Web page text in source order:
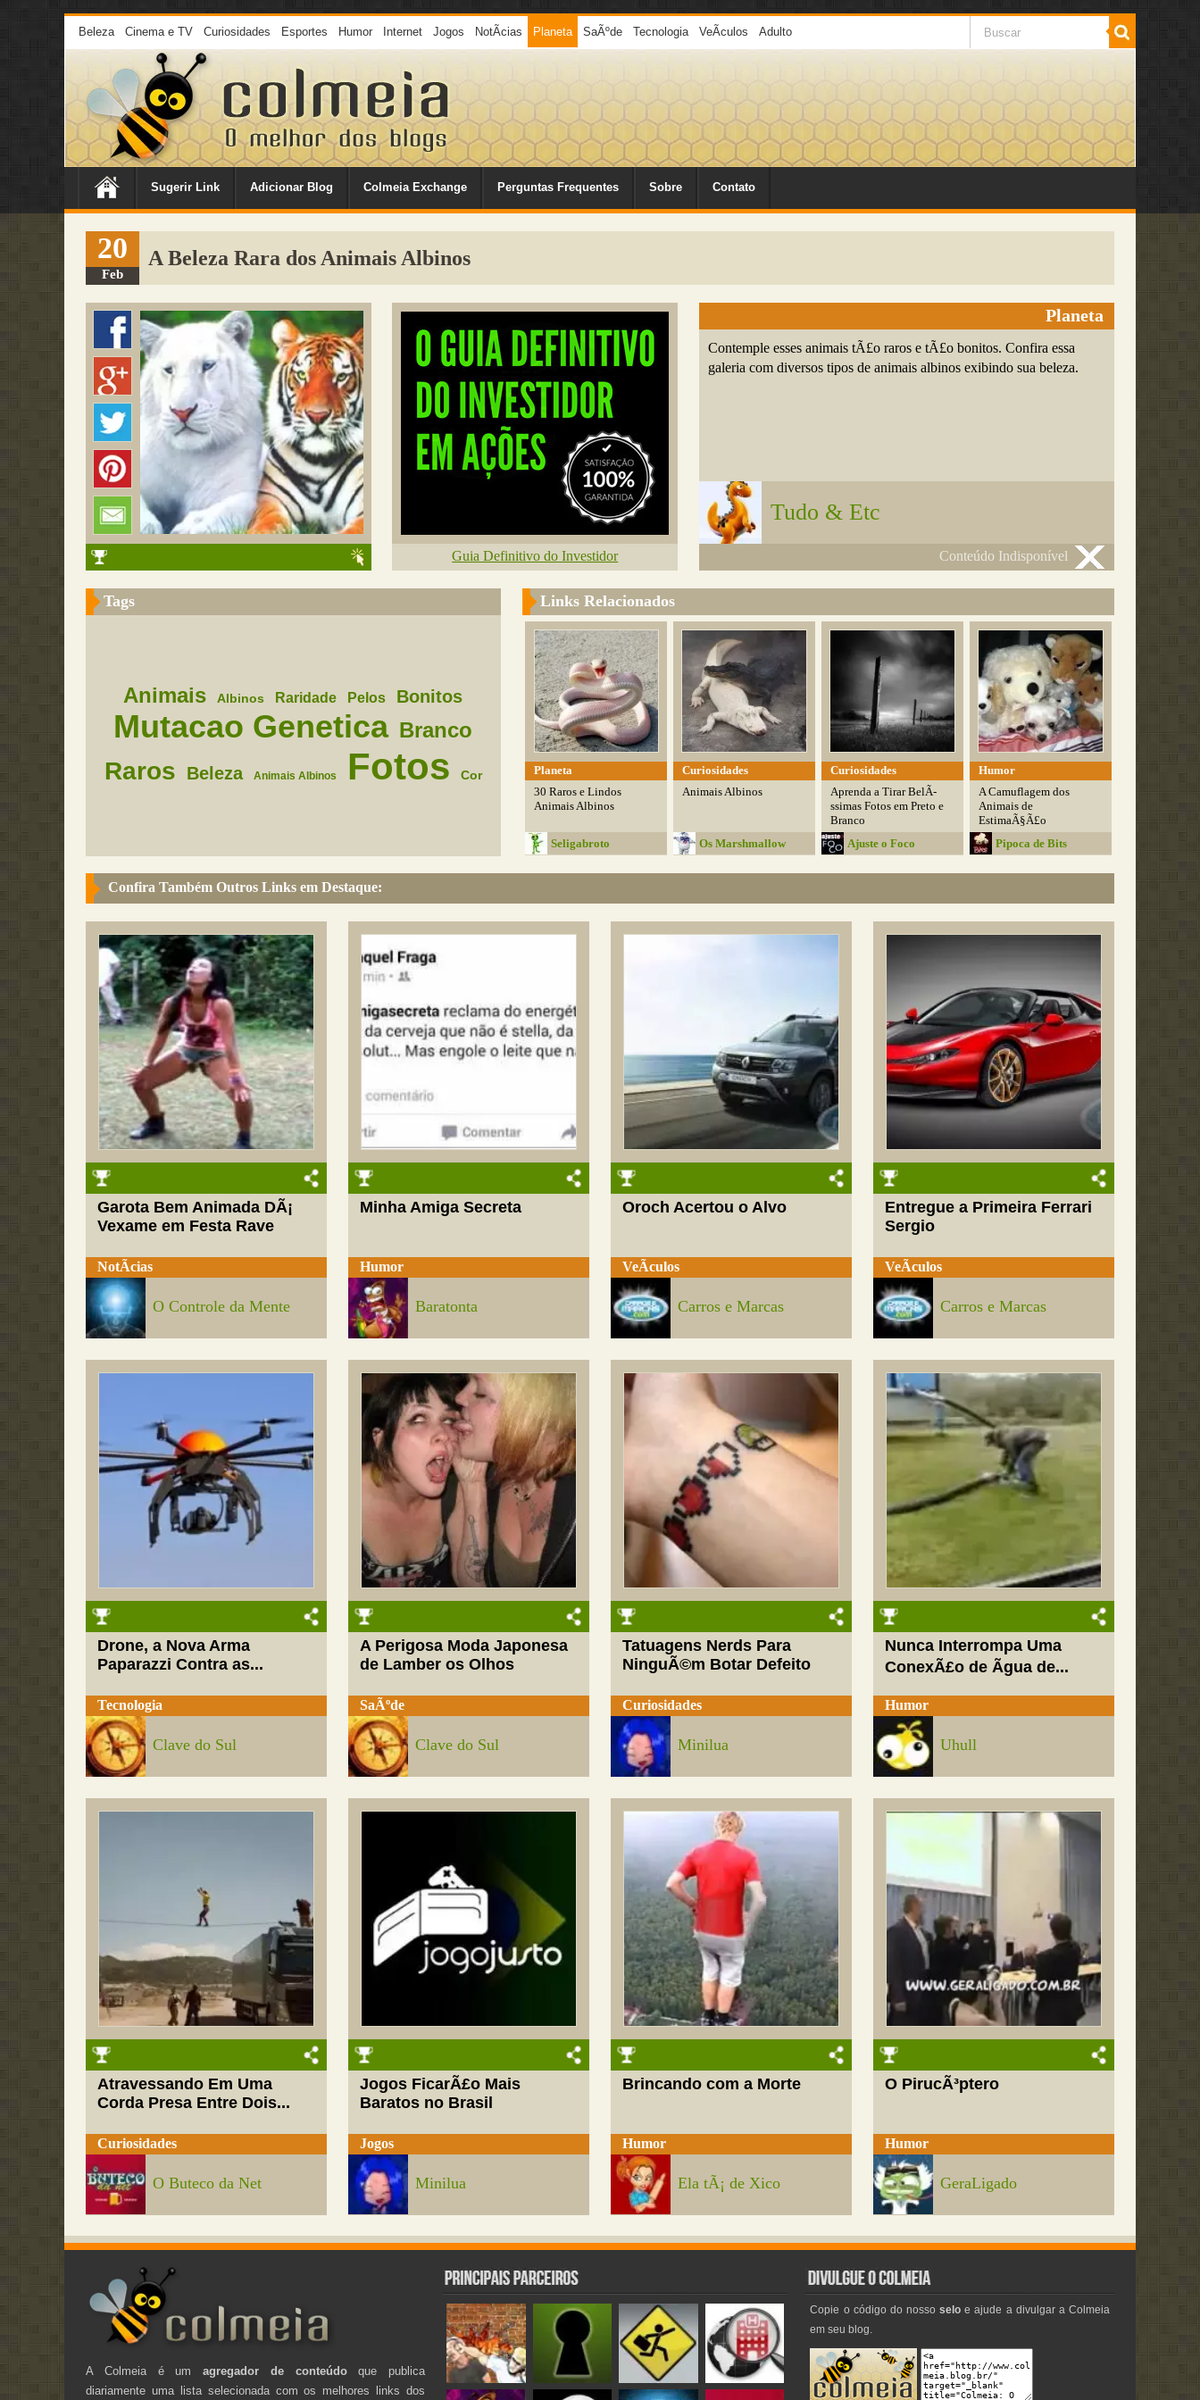
Beleza Cinema e TV Curiosidades Esportes Humor Internet Jogos NotÃ­cias Planeta SaÃºde Tecnologia VeÃ­culos Adulto
Sugerir Link Adicionar Blog Colmeia Exchange Perguntas Frequentes Sobre Contato
20
Feb
A Beleza Rara dos Animais Albinos
Guia Definitivo do Investidor
Planeta
Contemple esses animais tÃ£o raros e tÃ£o bonitos. Confira essa
galeria com diversos tipos de animais albinos exibindo sua beleza.
Tudo & Etc
Conteúdo Indisponível
Tags
Animais Albinos Raridade Pelos Bonitos
Mutacao Genetica Branco
Raros Beleza Animais Albinos Fotos Cor
Links Relacionados
Planeta
30 Raros e Lindos
Animais Albinos
Seligabroto
Curiosidades
Animais Albinos
Os Marshmallow
Curiosidades
Aprenda a Tirar BelÃ­
ssimas Fotos em Preto e
Branco
Ajuste o Foco
Humor
A Camuflagem dos
Animais de
EstimaÃ§Ã£o
Pipoca de Bits
Confira Também Outros Links em Destaque:
Garota Bem Animada DÃ¡
Vexame em Festa Rave
NotÃ­cias
O Controle da Mente
Minha Amiga Secreta
Humor
Baratonta
Oroch Acertou o Alvo
VeÃ­culos
Carros e Marcas
Entregue a Primeira Ferrari
Sergio
VeÃ­culos
Carros e Marcas
Drone, a Nova Arma
Paparazzi Contra as...
Tecnologia
Clave do Sul
A Perigosa Moda Japonesa
de Lamber os Olhos
SaÃºde
Clave do Sul
Tatuagens Nerds Para
NinguÃ©m Botar Defeito
Curiosidades
Minilua
Nunca Interrompa Uma
ConexÃ£o de Ãgua de...
Humor
Uhull
Atravessando Em Uma
Corda Presa Entre Dois...
Curiosidades
O Buteco da Net
Jogos FicarÃ£o Mais
Baratos no Brasil
Jogos
Minilua
Brincando com a Morte
Humor
Ela tÃ¡ de Xico
O PirucÃ³ptero
Humor
GeraLigado
A Colmeia é umagregador de conteúdoque publica
diariamente uma lista selecionada com os melhores links dos
Copie o código do nossoselo e ajude a divulgar a Colmeia
em seu blog.